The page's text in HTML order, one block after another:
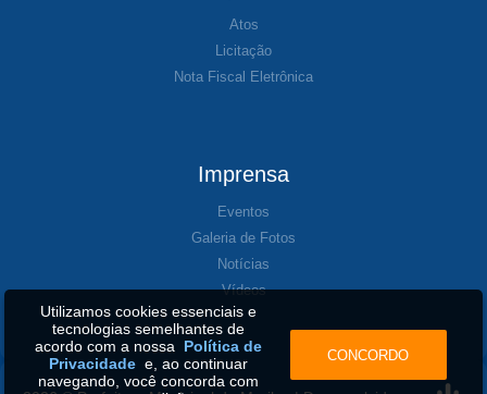
Atos
Licitação
Nota Fiscal Eletrônica
Imprensa
Eventos
Galeria de Fotos
Notícias
Vídeos
Utilizamos cookies essenciais e
tecnologias semelhantes de
acordo com a nossa Política de
Privacidadee, ao continuar
navegando, você concorda com
CONCORDO